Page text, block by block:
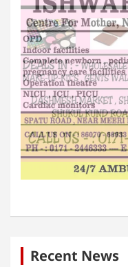
Recent News